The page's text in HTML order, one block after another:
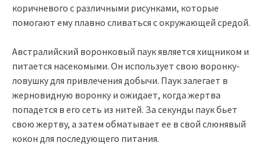
коричневого с различными рисунками, которые
помогают ему плавно сливаться с окружающей средой.
Австралийский воронковый паук является хищником и
питается насекомыми. Он использует свою воронку-
ловушку для привлечения добычи. Паук залегает в
жерновидную воронку и ожидает, когда жертва
попадется в его сеть из нитей. За секунды паук бьет
свою жертву, а затем обматывает ее в свой слюнявый
кокон для последующего питания.